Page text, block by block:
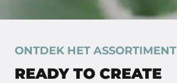
ONTDEK HET ASSORTIMENT
READY TO CREATE